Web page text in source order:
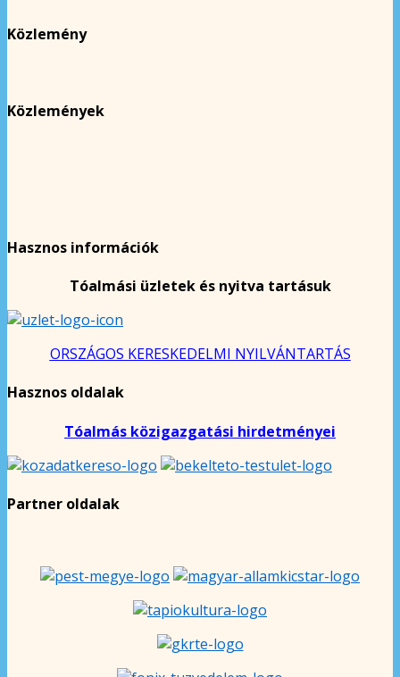
Közlemény
Közlemények
Hasznos információk
Tóalmási üzletek és nyitva tartásuk
ORSZÁGOS KERESKEDELMI NYILVÁNTARTÁS
Hasznos oldalak
Tóalmás közigazgatási hirdetményei
Partner oldalak